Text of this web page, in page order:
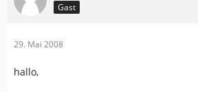
Gast
29. Mai 2008
hallo,